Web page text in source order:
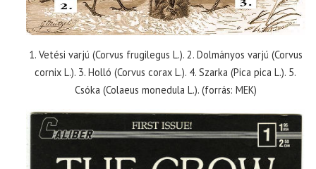
1. Vetési varjú (Corvus frugilegus L.). 2. Dolmányos varjú (Corvus
cornix L.). 3. Holló (Corvus corax L.). 4. Szarka (Pica pica L.). 5.
Csóka (Colaeus monedula L.). (forrás: MEK)